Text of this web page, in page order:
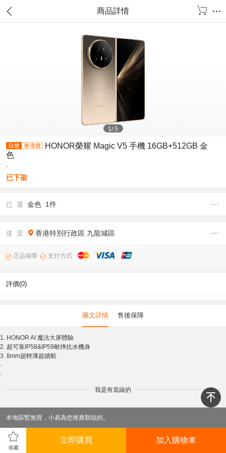
商品詳情
1/5
HONOR榮耀 Magic V5 手機 16GB+512GB 金
色
-
已下架
已 選 金色 1件
送 至 香港特別行政區 九龍城區
正品保障 支付方式
評價(0)
圖文詳情 售後保障
1. HONOR AI 魔法大屏體驗
2. 超可靠IP58&IP59耐摔抗水機身
3. 8mm超輕薄超續航
·
·
我是有底線的
本地區暫無貨，小易為您推薦類似的。
立即購買 加入購物車